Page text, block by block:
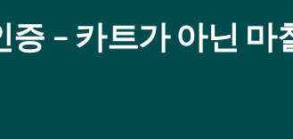
– 카트가 아닌 마